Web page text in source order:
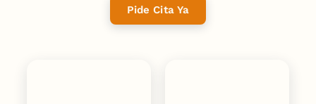
Pide Cita Ya